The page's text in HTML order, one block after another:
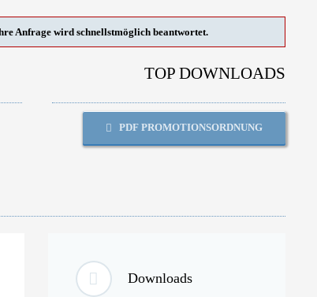
Anfrage wird schnellstmöglich beantwortet.
TOP DOWNLOADS
PDF PROMOTIONSORDNUNG
Downloads